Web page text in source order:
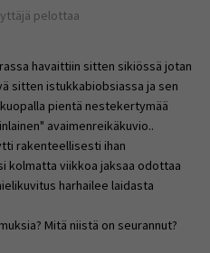
pelottaa
havaittiin sitten sikiössä jotan
sitten istukkabiobsiassa ja sen
pientä nestekertymää
avaimenreikäkuvio..
rakenteellisesti ihan
kolmatta viikkoa jaksaa odottaa
harhailee laidasta
Mitä niistä on seurannut?